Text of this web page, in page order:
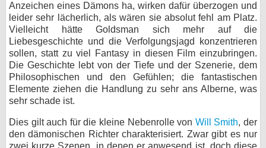
Anzeichen eines Dämons ha, wirken dafür überzogen und
leider sehr lächerlich, als wären sie absolut fehl am Platz.
Vielleicht hätte Goldsman sich mehr auf die
Liebesgeschichte und die Verfolgungsjagd konzentrieren
sollen, statt zu viel Fantasy in diesen Film einzubringen.
Die Geschichte lebt von der Tiefe und der Szenerie, dem
Philosophischen und den Gefühlen; die fantastischen
Elemente ziehen die Handlung zu sehr ans Alberne, was
sehr schade ist.
Dies gilt auch für die kleine Nebenrolle von Will Smith, der
den dämonischen Richter charakterisiert. Zwar gibt es nur
zwei kurze Szenen, in denen er anwesend ist, doch diese